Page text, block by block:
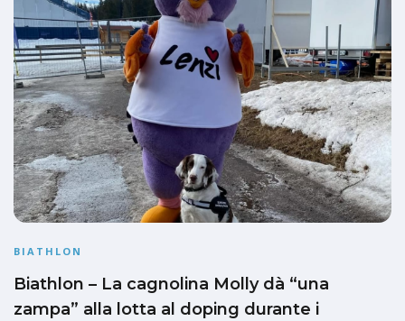
BIATHLON
Biathlon – La cagnolina Molly dà “una
zampa” alla lotta al doping durante i